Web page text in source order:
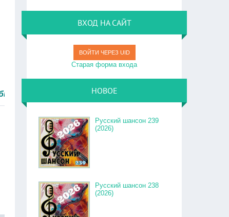
ВХОД НА САЙТ
ВОЙТИ ЧЕРЕЗ UID
Старая форма входа
НОВОЕ
Русский шансон 239
(2026)
Русский шансон 238
(2026)